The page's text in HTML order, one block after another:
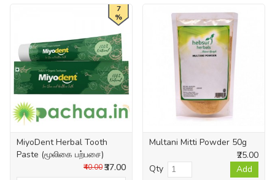
7
%
MiyoDent Herbal Tooth
Paste (மூலிகை பற்பசை)
₹37.00
₹40.00
Multani Mitti Powder 50g
₹25.00
Qty
Add